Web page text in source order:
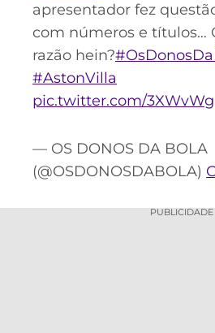
apresentador fez
com números e títulos…
razão hein?
#AstonVilla
pic.twitter.com/
— OS DONOS DA BOLA
(@OSDONOSDABOLA)
PUBLICIDADE